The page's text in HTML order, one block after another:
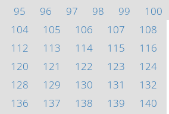
95 96 97 98 99
100
104 105 106 107
108
112 113 114 115
116
120 121 122 123
124
128 129 130 131
132
136 137 138 139
140